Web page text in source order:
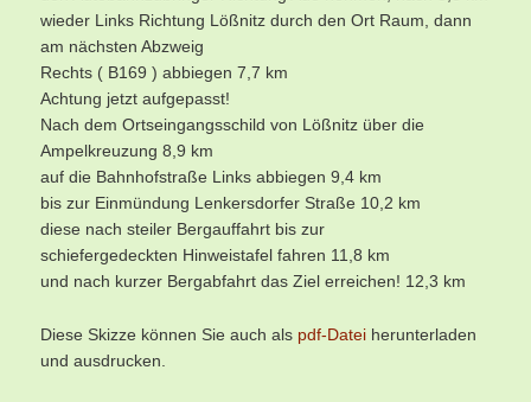
wieder Links Richtung Lößnitz durch den Ort Raum, dann
am nächsten Abzweig
Rechts ( B169 ) abbiegen 7,7 km
Achtung jetzt aufgepasst!
Nach dem Ortseingangsschild von Lößnitz über die
Ampelkreuzung 8,9 km
auf die Bahnhofstraße Links abbiegen 9,4 km
bis zur Einmündung Lenkersdorfer Straße 10,2 km
diese nach steiler Bergauffahrt bis zur
schiefergedeckten Hinweistafel fahren 11,8 km
und nach kurzer Bergabfahrt das Ziel erreichen! 12,3 km
Diese Skizze können Sie auch als pdf-Datei herunterladen
und ausdrucken.